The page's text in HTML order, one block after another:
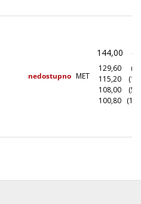
nedostupno MET
144,00
129,60
115,20
108,00
100,80